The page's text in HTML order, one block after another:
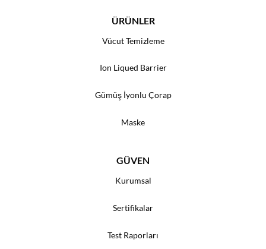
ÜRÜNLER
Vücut Temizleme
Ion Liqued Barrier
Gümüş İyonlu Çorap
Maske
GÜVEN
Kurumsal
Sertifikalar
Test Raporları